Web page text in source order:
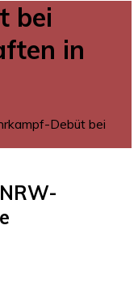
bei
in
Debüt bei